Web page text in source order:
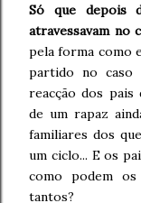
Só que depois
atravessavam no
pela forma como
partido no caso
reacção dos pais
de um rapaz
familiares dos
um ciclo... E os
como podem
tantos?